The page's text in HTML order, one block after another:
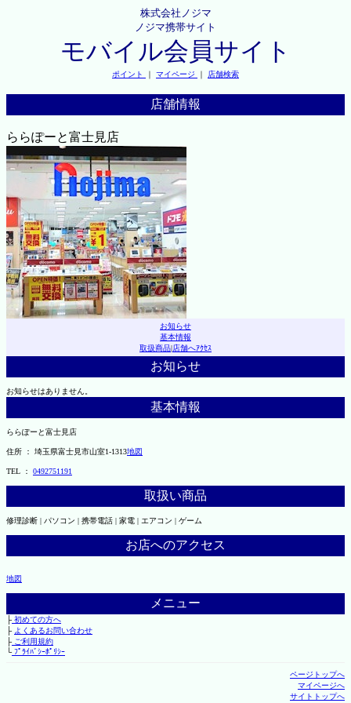
株式会社ノジマ
ノジマ携帯サイト
モバイル会員サイト
ポイント ｜ マイページ ｜ 店舗検索
店舗情報
ららぽーと富士見店
お知らせ
基本情報
取扱商品|店舗へｱｸｾｽ
お知らせ
お知らせはありません。
基本情報
ららぽーと富士見店
住所 ： 埼玉県富士見市山室1-1313地図
TEL ： 0492751191
取扱い商品
修理診断 | パソコン | 携帯電話 | 家電 | エアコン | ゲーム
お店へのアクセス
地図
メニュー
├初めての方へ
├ よくあるお問い合わせ
├ご利用規約
└ﾌﾟﾗｲﾊﾞｼｰﾎﾟﾘｼｰ
ページトップへ
マイページへ
サイトトップへ